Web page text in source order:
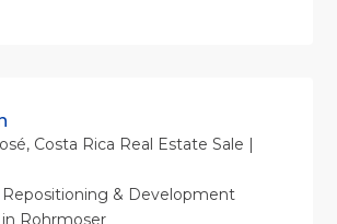
Costa Rica Real Estate Sale |
Repositioning & Development
Rohrmoser